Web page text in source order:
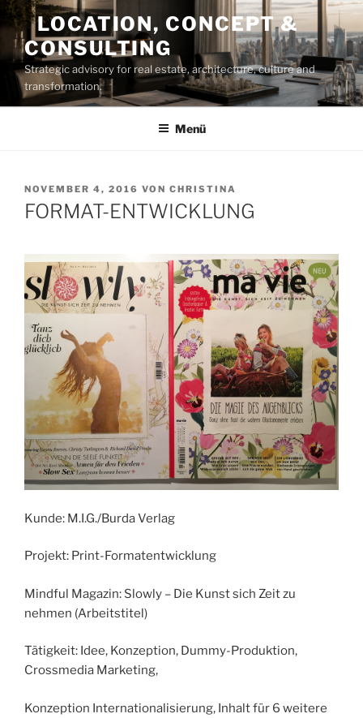
Zum
Inhalt
springen
LOCATION, CONCEPT &
CONSULTING
Strategic advisory for real estate, architecture, culture and
transformation.
Menü
VERÖFFENTLICHT
AM
NOVEMBER 4, 2016 VON CHRISTINA
FORMAT-ENTWICKLUNG
Kunde: M.I.G./Burda Verlag
Projekt: Print-Formatentwicklung
Mindful Magazin: Slowly – Die Kunst sich Zeit zu
nehmen (Arbeitstitel)
Tätigkeit: Idee, Konzeption, Dummy-Produktion,
Crossmedia Marketing,
Konzeption Internationalisierung, Inhalt für 6 weitere